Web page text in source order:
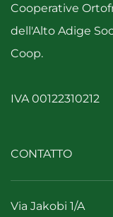
Cooperative
dell'Alto Adige
Coop.
IVA 00122310212
CONTATTO
Via Jakobi 1/A